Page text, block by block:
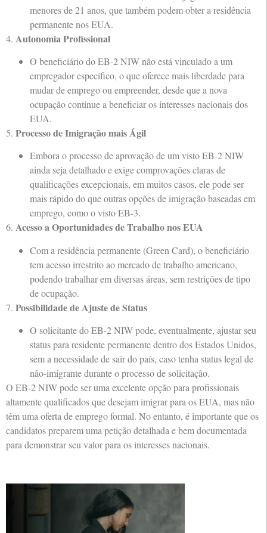
menores de 21 anos, que também podem obter a residência
permanente nos EUA.
4. Autonomia Profissional
O beneficiário do EB-2 NIW não está vinculado a um
empregador específico, o que oferece mais liberdade para
mudar de emprego ou empreender, desde que a nova
ocupação continue a beneficiar os interesses nacionais dos
EUA.
5. Processo de Imigração mais Ágil
Embora o processo de aprovação de um visto EB-2 NIW
ainda seja detalhado e exige comprovações claras de
qualificações excepcionais, em muitos casos, ele pode ser
mais rápido do que outras opções de imigração baseadas em
emprego, como o visto EB-3.
6. Acesso a Oportunidades de Trabalho nos EUA
Com a residência permanente (Green Card), o beneficiário
tem acesso irrestrito ao mercado de trabalho americano,
podendo trabalhar em diversas áreas, sem restrições de tipo
de ocupação.
7. Possibilidade de Ajuste de Status
O solicitante do EB-2 NIW pode, eventualmente, ajustar seu
status para residente permanente dentro dos Estados Unidos,
sem a necessidade de sair do país, caso tenha status legal de
não-imigrante durante o processo de solicitação.
O EB-2 NIW pode ser uma excelente opção para profissionais
altamente qualificados que desejam imigrar para os EUA, mas não
têm uma oferta de emprego formal. No entanto, é importante que os
candidatos preparem uma petição detalhada e bem documentada
para demonstrar seu valor para os interesses nacionais.